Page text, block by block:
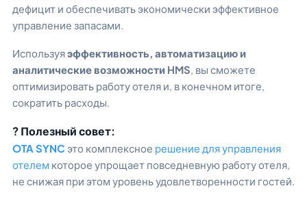
дефицит и обеспечивать экономически эффективное
управление запасами.
Используяэффективность, автоматизацию и
аналитические возможности HMS , вы сможете
оптимизировать работу отеля и, в конечном итоге,
сократить расходы.
? Полезный совет:
OTA SYNC это комплексное решение для управления
отелем которое упрощает повседневную работу отеля,
не снижая при этом уровень удовлетворенности гостей.